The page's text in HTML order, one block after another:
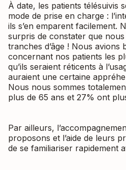
À date, les patients télésuivis
mode de prise en charge :
ils s’en emparent facilement.
surpris de constater que
tranches d’âge ! Nous avions
concernant nos patients les
qu’ils seraient réticents à
auraient une certaine
Nous nous sommes
plus de 65 ans et 27% ont
Par ailleurs,
proposons et l’aide de leurs
de se familiariser rapidement